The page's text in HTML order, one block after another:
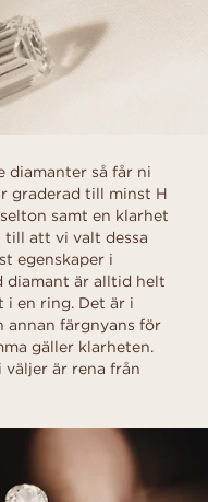
diamanter så får ni
graderad till minst H
samt en klarhet
till att vi valt dessa
egenskaper i
diamant är alltid helt
i en ring. Det är i
färgnyans för
gäller klarheten.
väljer är rena från